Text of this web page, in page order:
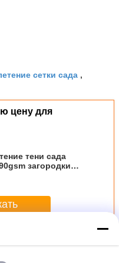
сетки сада ,
цену для
тени сада
загородки